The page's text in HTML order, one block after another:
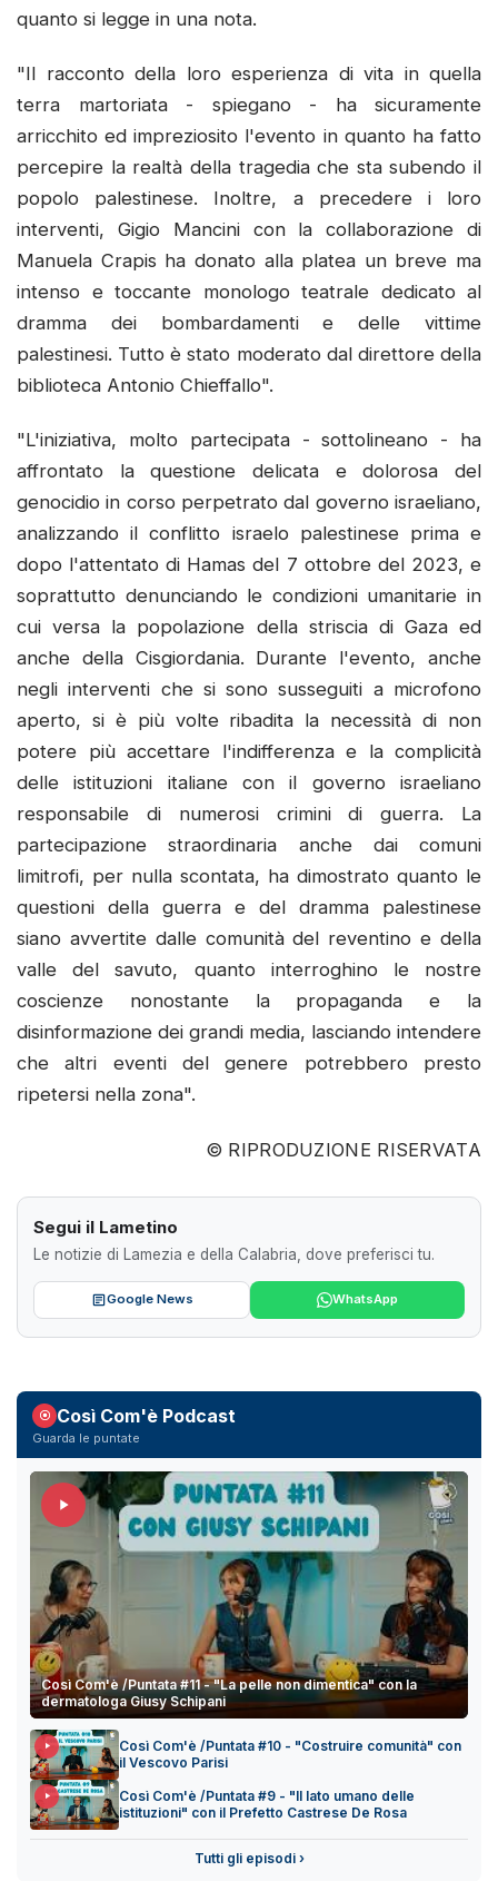
quanto si legge in una nota.
"Il racconto della loro esperienza di vita in quella
terra martoriata - spiegano - ha sicuramente
arricchito ed impreziosito l'evento in quanto ha fatto
percepire la realtà della tragedia che sta subendo il
popolo palestinese. Inoltre, a precedere i loro
interventi, Gigio Mancini con la collaborazione di
Manuela Crapis ha donato alla platea un breve ma
intenso e toccante monologo teatrale dedicato al
dramma dei bombardamenti e delle vittime
palestinesi. Tutto è stato moderato dal direttore della
biblioteca Antonio Chieffallo".
"L'iniziativa, molto partecipata - sottolineano - ha
affrontato la questione delicata e dolorosa del
genocidio in corso perpetrato dal governo israeliano,
analizzando il conflitto israelo palestinese prima e
dopo l'attentato di Hamas del 7 ottobre del 2023, e
soprattutto denunciando le condizioni umanitarie in
cui versa la popolazione della striscia di Gaza ed
anche della Cisgiordania. Durante l'evento, anche
negli interventi che si sono susseguiti a microfono
aperto, si è più volte ribadita la necessità di non
potere più accettare l'indifferenza e la complicità
delle istituzioni italiane con il governo israeliano
responsabile di numerosi crimini di guerra. La
partecipazione straordinaria anche dai comuni
limitrofi, per nulla scontata, ha dimostrato quanto le
questioni della guerra e del dramma palestinese
siano avvertite dalle comunità del reventino e della
valle del savuto, quanto interroghino le nostre
coscienze nonostante la propaganda e la
disinformazione dei grandi media, lasciando intendere
che altri eventi del genere potrebbero presto
ripetersi nella zona".
© RIPRODUZIONE RISERVATA
Segui il Lametino
Le notizie di Lamezia e della Calabria, dove preferisci tu.
Google News WhatsApp
Così Com'è Podcast
Guarda le puntate
Così Com'è /Puntata #11 - "La pelle non dimentica" con la
dermatologa Giusy Schipani
Così Com'è /Puntata #10 - "Costruire comunità" con
il Vescovo Parisi
Così Com'è /Puntata #9 - "Il lato umano delle
istituzioni" con il Prefetto Castrese De Rosa
Tutti gli episodi ›